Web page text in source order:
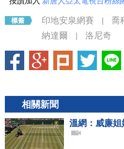
印地安泉網賽 喬
納達爾 洛尼奇
相關新聞
溫網：威廉